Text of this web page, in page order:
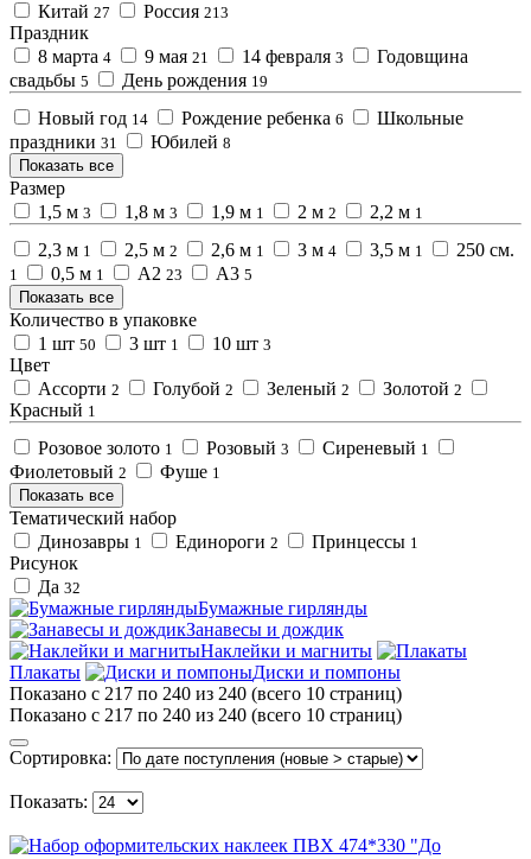
Китай 27 Россия 213
Праздник
8 марта 4 9 мая 21 14 февраля 3
Годовщина
свадьбы 5 День рождения 19
Новый год 14 Рождение ребенка 6
Школьные
праздники 31 Юбилей 8
Показать все
Размер
1,5 м 3 1,8 м 3 1,9 м 1 2 м 2 2,2 м 1
2,3 м 1 2,5 м 2 2,6 м 1 3 м 4 3,5 м 1 250 см.
1 0,5 м 1 А2 23 А3 5
Показать все
Количество в упаковке
1 шт 50 3 шт 1 10 шт 3
Цвет
Ассорти 2 Голубой 2 Зеленый 2 Золотой 2
Красный 1
Розовое золото 1 Розовый 3 Сиреневый 1
Фиолетовый 2 Фуше 1
Показать все
Тематический набор
Динозавры 1 Единороги 2 Принцессы 1
Рисунок
Да 32
Бумажные гирлянды
Занавесы и дождик
Наклейки и магниты
Плакаты
Диски и помпоны
Показано с 217 по 240 из 240 (всего 10 страниц)
Показано с 217 по 240 из 240 (всего 10 страниц)
Сортировка:
Показать: